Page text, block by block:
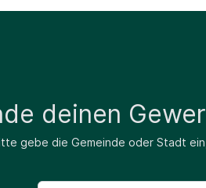
deinen
gebe die Gemeinde oder Stadt